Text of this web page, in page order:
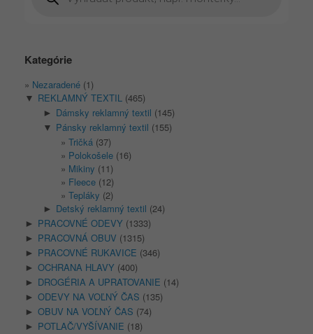
Kategórie
Nezaradené (1)
▼ REKLAMNÝ TEXTIL (465)
► Dámsky reklamný textil (145)
▼ Pánsky reklamný textil (155)
Tričká (37)
Polokošele (16)
Mikiny (11)
Fleece (12)
Tepláky (2)
► Detský reklamný textil (24)
► PRACOVNÉ ODEVY (1333)
► PRACOVNÁ OBUV (1315)
► PRACOVNÉ RUKAVICE (346)
► OCHRANA HLAVY (400)
► DROGÉRIA A UPRATOVANIE (14)
► ODEVY NA VOĽNÝ ČAS (135)
► OBUV NA VOĽNÝ ČAS (74)
► POTLAČ/VYŠÍVANIE (18)